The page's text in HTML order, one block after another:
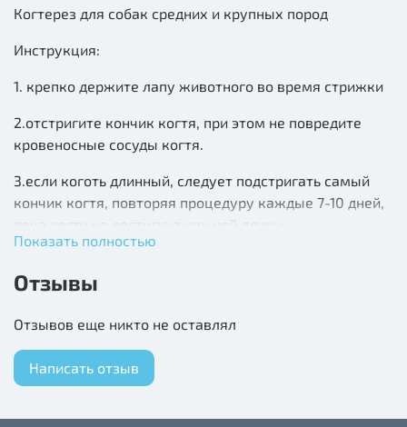
Когтерез для собак средних и крупных пород
Инструкция:
1. крепко держите лапу животного во время стрижки
2.отстригите кончик когтя, при этом не повредите
кровеносные сосуды когтя.
3.если коготь длинный, следует подстригать самый
кончик когтя, повторяя процедуру каждые 7-10 дней,
пока когти не достигнут нужной длины.
окончательной обработки.
Материал: нерж. сталь, пластик.
Показать полностью
Отзывы
Отзывов еще никто не оставлял
Написать отзыв